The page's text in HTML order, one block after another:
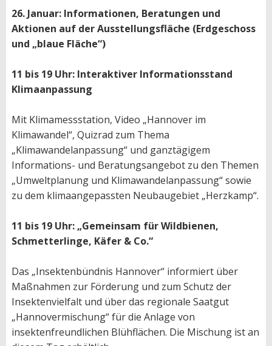
26. Januar: Informationen, Beratungen und
Aktionen auf der Ausstellungsfläche (Erdgeschoss
und „blaue Fläche“)
11 bis 19 Uhr: Interaktiver Informationsstand
Klimaanpassung
Mit Klimamessstation, Video „Hannover im
Klimawandel“, Quizrad zum Thema
„Klimawandelanpassung“ und ganztägigem
Informations- und Beratungsangebot zu den Themen
„Umweltplanung und Klimawandelanpassung“ sowie
zu dem klimaangepassten Neubaugebiet „Herzkamp“.
11 bis 19 Uhr: „Gemeinsam für Wildbienen,
Schmetterlinge, Käfer & Co.“
Das „Insektenbündnis Hannover“ informiert über
Maßnahmen zur Förderung und zum Schutz der
Insektenvielfalt und über das regionale Saatgut
„Hannovermischung“ für die Anlage von
insektenfreundlichen Blühflächen. Die Mischung ist an